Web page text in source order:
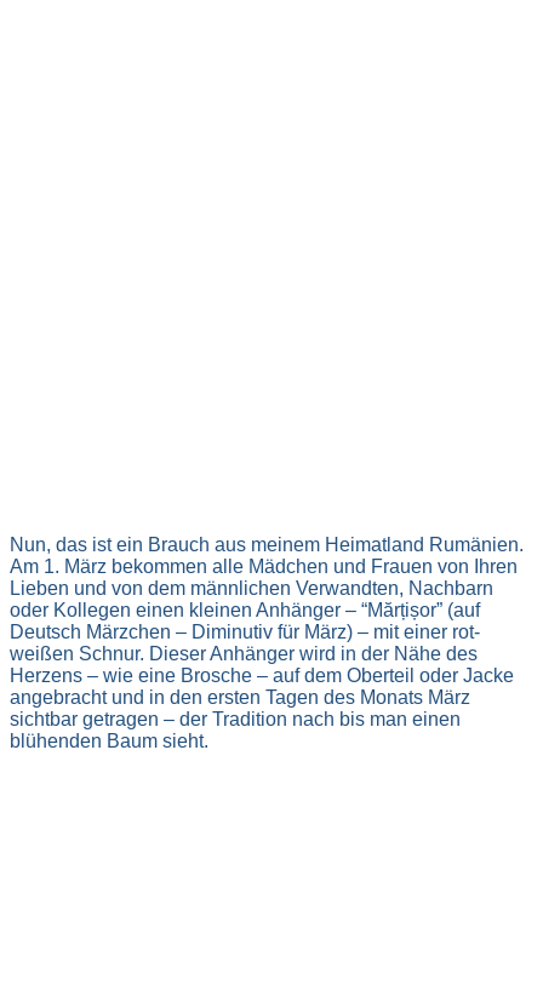
Nun, das ist ein Brauch aus meinem Heimatland Rumänien.
Am 1. März bekommen alle Mädchen und Frauen von Ihren
Lieben und von dem männlichen Verwandten, Nachbarn
oder Kollegen einen kleinen Anhänger – “Mărțișor” (auf
Deutsch Märzchen – Diminutiv für März) – mit einer rot-
weißen Schnur. Dieser Anhänger wird in der Nähe des
Herzens – wie eine Brosche – auf dem Oberteil oder Jacke
angebracht und in den ersten Tagen des Monats März
sichtbar getragen – der Tradition nach bis man einen
blühenden Baum sieht.